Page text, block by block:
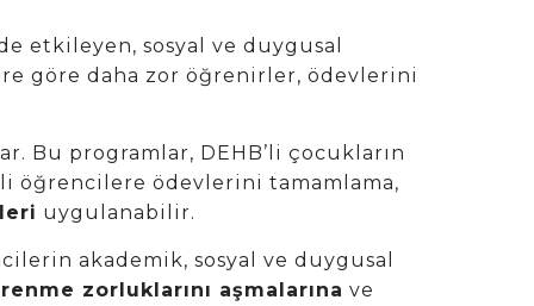
etkileyen, sosyal ve duygusal
göre daha zor öğrenirler, ödevlerini
Bu programlar, DEHB’li çocukların
öğrencilere ödevlerini tamamlama,
uygulanabilir.
akademik, sosyal ve duygusal
zorluklarını aşmalarına ve